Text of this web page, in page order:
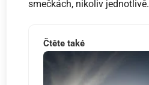
smečkách, nikoliv jednotlivě.
Čtěte také